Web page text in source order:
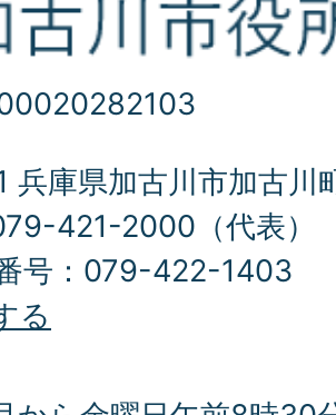
庫県加古川市加古川
421-2000（代表）
号：079-422-1403
る